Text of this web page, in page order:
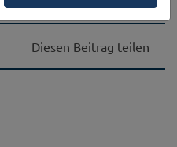
Diesen Beitrag teilen